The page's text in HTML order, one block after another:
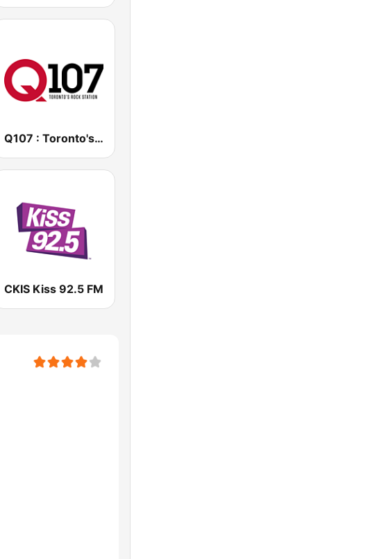
Q107 : Toronto's Rock Station (CILQ FM)
CKIS Kiss 92.5 FM